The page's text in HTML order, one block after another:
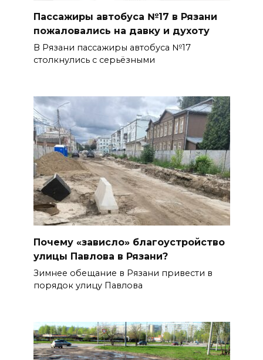
Пассажиры автобуса №17 в Рязани
пожаловались на давку и духоту
В Рязани пассажиры автобуса №17
столкнулись с серьёзными
Почему «зависло» благоустройство
улицы Павлова в Рязани?
Зимнее обещание в Рязани привести в
порядок улицу Павлова